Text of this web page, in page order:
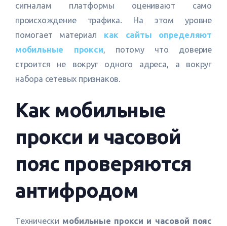
сигналам платформы оценивают само
происхождение трафика. На этом уровне
помогает материал как сайты определяют
мобильные прокси, потому что доверие
строится не вокруг одного адреса, а вокруг
набора сетевых признаков.
Как мобильные
прокси и часовой
пояс проверяются
антифродом
Технически мобильные прокси и часовой пояс